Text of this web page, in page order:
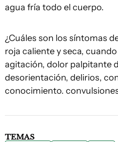
agua fría todo el cuerpo.
¿Cuáles son los síntomas
roja caliente y seca,
agitación, dolor palpitante
desorientación, delirios,
conocimiento.
TEMAS